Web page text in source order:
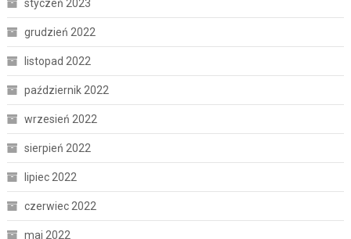
styczeń 2023
grudzień 2022
listopad 2022
październik 2022
wrzesień 2022
sierpień 2022
lipiec 2022
czerwiec 2022
maj 2022